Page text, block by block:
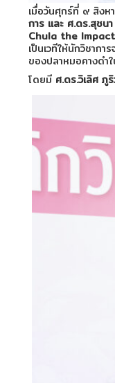
เมื่อวันศุกร์ที่ ๙ สิง
การ และ ศ.ดร.สุชน
Chula the
เป็นเวทีให้นักวิชาก
ของปลาหมอคางดำ
โดยมี ศ.ดร.วิเลิศ ภู